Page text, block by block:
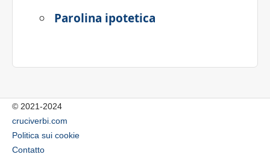
Parolina ipotetica
© 2021-2024
cruciverbi.com
Politica sui cookie
Contatto